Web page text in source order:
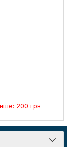
200 грн